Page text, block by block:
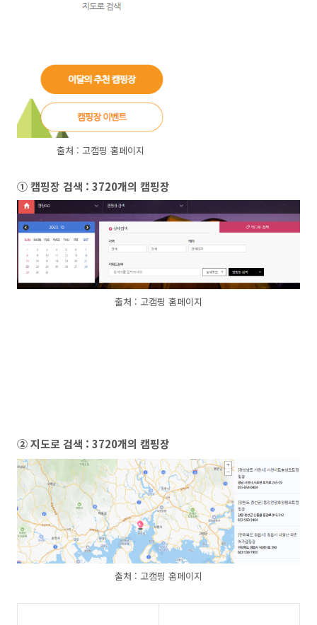
출처 : 고캠핑 홈페이지
① 캠핑장 검색 : 3720개의 캠핑장
출처 : 고캠핑 홈페이지
② 지도로 검색 : 3720개의 캠핑장
출처 : 고캠핑 홈페이지